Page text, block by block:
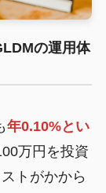
の運用体
年0.10%とい
万円を投資
トがかから